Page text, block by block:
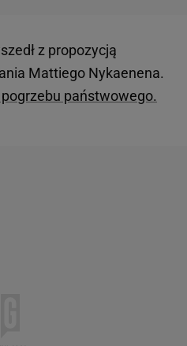
z propozycją
Mattiego Nykaenena.
państwowego.